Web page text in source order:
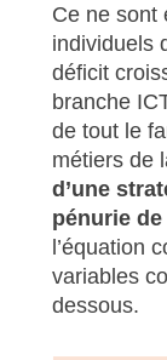
Ce ne sont
individuels
déficit
branche
de tout le
métiers de
d’une
pénurie
l’équation
variables
dessous.